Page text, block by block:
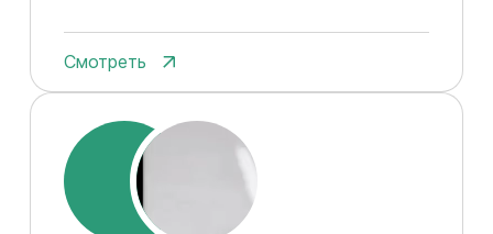
Смотреть